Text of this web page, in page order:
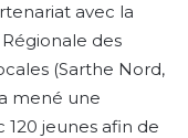
avec la
Régionale des
(Sarthe Nord,
mené une
jeunes afin de